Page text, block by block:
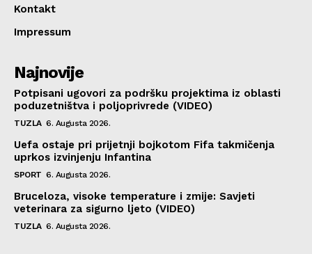
Kontakt
Impressum
Najnovije
Potpisani ugovori za podršku projektima iz oblasti
poduzetništva i poljoprivrede (VIDEO)
TUZLA 6. Augusta 2026.
Uefa ostaje pri prijetnji bojkotom Fifa takmičenja
uprkos izvinjenju Infantina
SPORT 6. Augusta 2026.
Bruceloza, visoke temperature i zmije: Savjeti
veterinara za sigurno ljeto (VIDEO)
TUZLA 6. Augusta 2026.